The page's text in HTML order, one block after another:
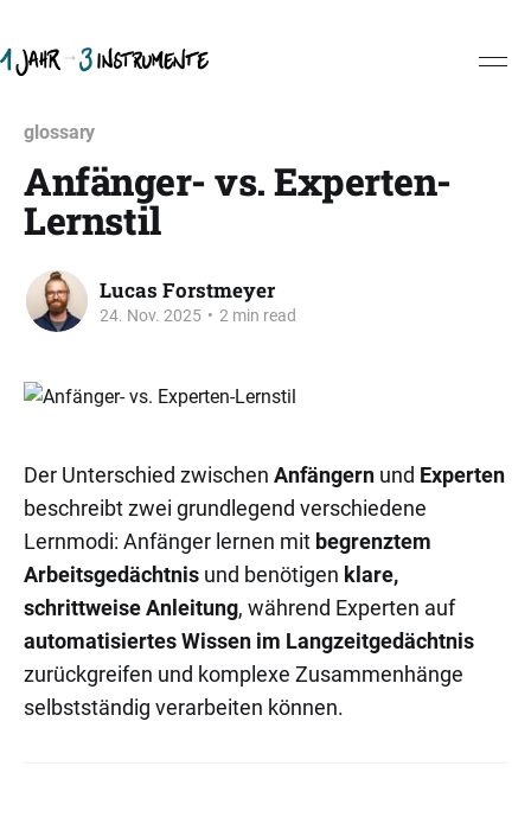
glossary
Anfänger- vs. Experten-
Lernstil
Lucas Forstmeyer
24. Nov. 2025 • 2 min read
Der Unterschied zwischen Anfängern und Experten
beschreibt zwei grundlegend verschiedene
Lernmodi: Anfänger lernen mit begrenztem
Arbeitsgedächtnis und benötigen klare,
schrittweise Anleitung, während Experten auf
automatisiertes Wissen im Langzeitgedächtnis
zurückgreifen und komplexe Zusammenhänge
selbstständig verarbeiten können.